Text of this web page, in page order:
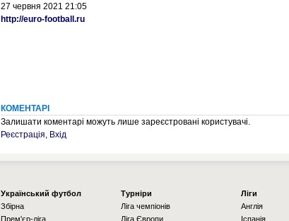
27 червня 2021 21:05
http://euro-football.ru
КОМЕНТАРІ
Залишати коментарі можуть лише зареєстровані користувачі.
Реєстрація, Вхід
Українcький футбол
Збірна
Прем'єр-ліга
Турніри
Ліга чемпіонів
Ліга Європи
Ліги
Англія
Іспанія